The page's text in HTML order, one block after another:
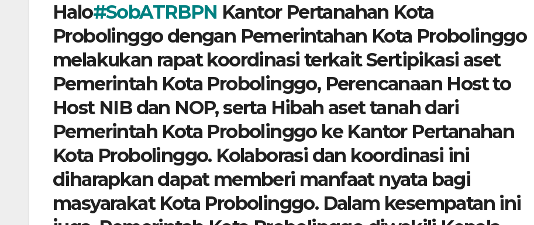
Halo#SobATRBPN Kantor Pertanahan Kota
Probolinggo dengan Pemerintahan Kota Probolinggo
melakukan rapat koordinasi terkait Sertipikasi aset
Pemerintah Kota Probolinggo, Perencanaan Host to
Host NIB dan NOP, serta Hibah aset tanah dari
Pemerintah Kota Probolinggo ke Kantor Pertanahan
Kota Probolinggo. Kolaborasi dan koordinasi ini
diharapkan dapat memberi manfaat nyata bagi
masyarakat Kota Probolinggo. Dalam kesempatan ini